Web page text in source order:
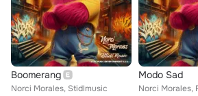
Boomerang
Norci Morales, Stidlmusic
Modo Sad